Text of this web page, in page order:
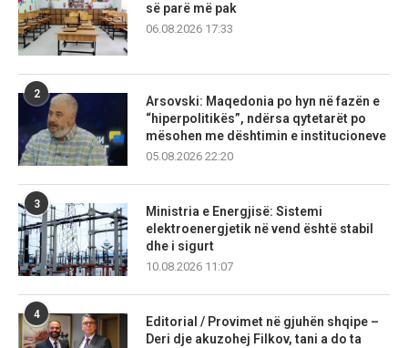
së parë më pak
06.08.2026 17:33
2
Arsovski: Maqedonia po hyn në fazën e
“hiperpolitikës”, ndërsa qytetarët po
mësohen me dështimin e institucioneve
05.08.2026 22:20
3
Ministria e Energjisë: Sistemi
elektroenergjetik në vend është stabil
dhe i sigurt
10.08.2026 11:07
4
Editorial / Provimet në gjuhën shqipe –
Deri dje akuzohej Filkov, tani a do ta